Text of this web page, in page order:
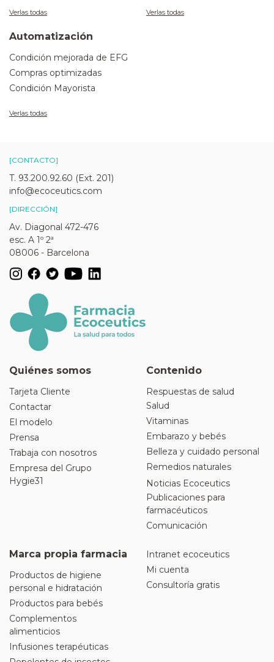
Verlas todas Verlas todas
Automatización
Condición mejorada de EFG
Compras optimizadas
Condición Mayorista
Verlas todas
[CONTACTO]
T. 93.200.92.60 (Ext. 201)
info@ecoceutics.com
[DIRECCIÓN]
Av. Diagonal 472-476
esc. A 1º 2ª
08006 - Barcelona
Quiénes somos
Tarjeta Cliente
Contactar
El modelo
Prensa
Trabaja con nosotros
Empresa del Grupo
Hygie31
Contenido
Respuestas de salud
Salud
Vitaminas
Embarazo y bebés
Belleza y cuidado personal
Remedios naturales
Noticias Ecoceutics
Publicaciones para
farmacéuticos
Comunicación
Marca propia farmacia
Productos de higiene
personal e hidratación
Productos para bebés
Complementos
alimenticios
Infusiones terapéuticas
Intranet ecoceutics
Mi cuenta
Consultoría gratis